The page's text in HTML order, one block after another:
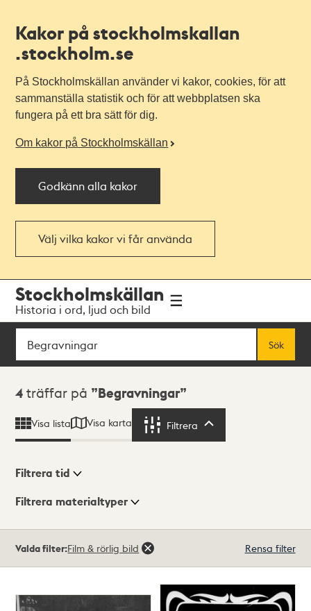
Kakor på stockholmskallan
.stockholm.se
På Stockholmskällan använder vi kakor, cookies, för att
sammanställa statistik och för att webbplatsen ska
fungera på ett bra sätt för dig.
Om kakor på Stockholmskällan
Godkänn alla kakor
Välj vilka kakor vi får använda
navigationen
huvudinnehållet
Stockholmskällan
Historia i ord, ljud och bild
Sök
Sök
Sökresultat
4 träffar på Begravningar
Visa lista Visa karta Filtrera
Visningsläge
Filtrera tid
Filtrera materialtyper
träffar
Valda filter:Film & rörlig bild Rensa filter